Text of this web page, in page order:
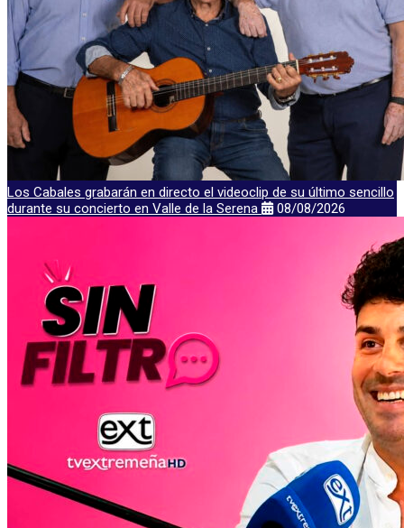
Los Cabales grabarán en directo el videoclip de su último sencillo
durante su concierto en Valle de la Serena
08/08/2026